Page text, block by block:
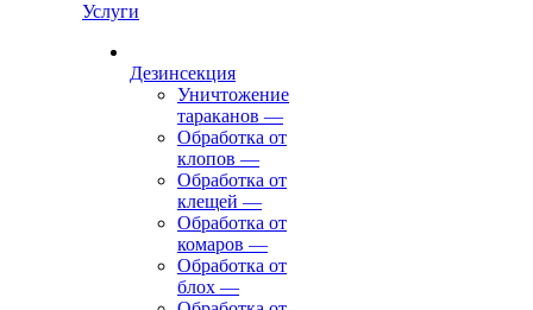
Услуги
Дезинсекция
Уничтожение
тараканов —
Обработка от
клопов —
Обработка от
клещей —
Обработка от
комаров —
Обработка от
блох —